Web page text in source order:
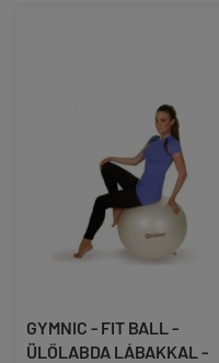
GYMNIC - FIT BALL -
ÜLŐLABDA LÁBAKKAL -